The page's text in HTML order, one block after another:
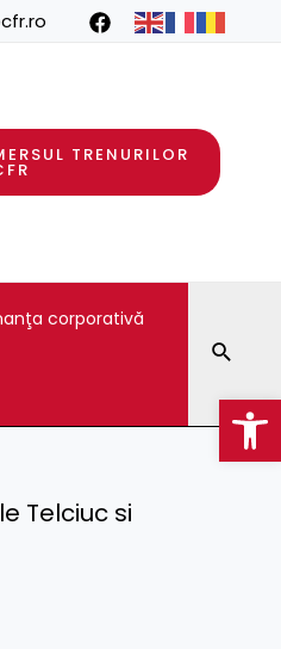
TRENURILOR
corporativă
Telciuc si